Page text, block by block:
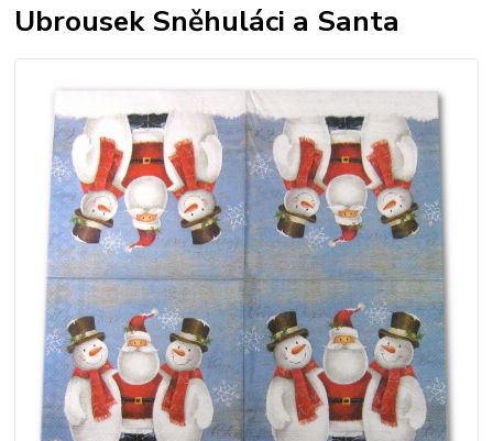
Ubrousek Sněhuláci a Santa